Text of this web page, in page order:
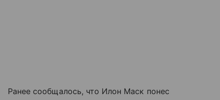
Ранее сообщалось, что Илон Маск понес